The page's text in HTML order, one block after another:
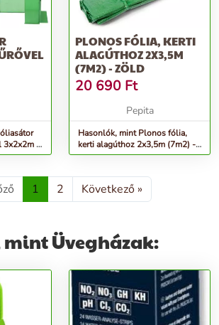
3x2x2m -
PLONOS FÓLIA, KERTI
ALAGÚTHOZ 2X3,5M
(7M2) - ZÖLD
20 690 Ft
Pepita
Hasonlók, mint Plonos fólia,
kerti alagúthoz 2x3,5m (7m2) -
zöld
1 2 Következő »
mint Üvegházak: